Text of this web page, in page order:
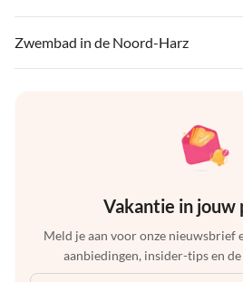
Zwembad in de Noord-Harz
Vakantie in jouw
Meld je aan voor onze nieuwsbrief
aanbiedingen, insider-tips en